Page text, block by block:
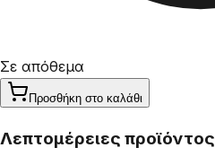
Σε απόθεμα
Προσθήκη στο καλάθι
Λεπτομέρειες προϊόντος